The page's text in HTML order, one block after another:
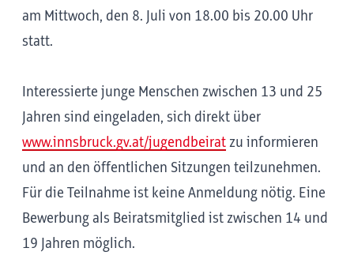
am Mittwoch, den 8. Juli von 18.00 bis 20.00 Uhr
statt.
Interessierte junge Menschen zwischen 13 und 25
Jahren sind eingeladen, sich direkt über
www.innsbruck.gv.at/jugendbeirat zu informieren
und an den öffentlichen Sitzungen teilzunehmen.
Für die Teilnahme ist keine Anmeldung nötig. Eine
Bewerbung als Beiratsmitglied ist zwischen 14 und
19 Jahren möglich.